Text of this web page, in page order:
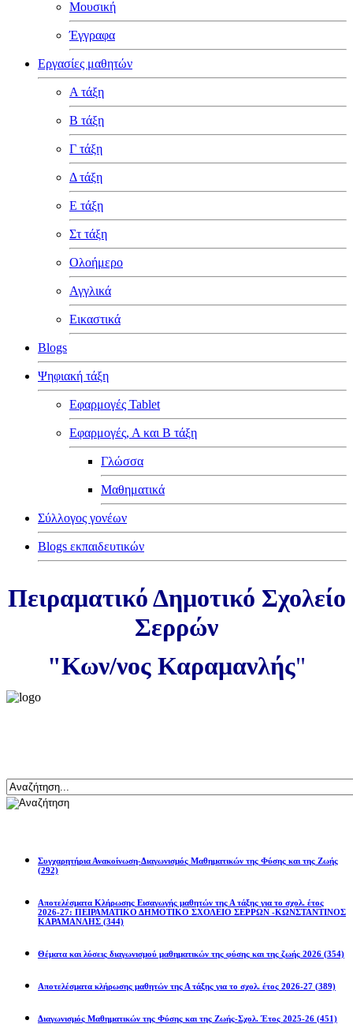
Μουσική
Έγγραφα
Εργασίες μαθητών
Α τάξη
Β τάξη
Γ τάξη
Δ τάξη
Ε τάξη
Στ τάξη
Ολοήμερο
Αγγλικά
Εικαστικά
Blogs
Ψηφιακή τάξη
Εφαρμογές Tablet
Εφαρμογές, Α και Β τάξη
Γλώσσα
Μαθηματικά
Σύλλογος γονέων
Blogs εκπαιδευτικών
Πειραματικό Δημοτικό Σχολείο
Σερρών
"Κων/νος Καραμανλής"
Συγχαρητήρια Ανακοίνωση-Διαγωνισμός Μαθηματικών της Φύσης και της Ζωής
(292)
Αποτελέσματα Κλήρωσης Εισαγωγής μαθητών της Α τάξης για το σχολ. έτος
2026-27: ΠΕΙΡΑΜΑΤΙΚΟ ΔΗΜΟΤΙΚΟ ΣΧΟΛΕΙΟ ΣΕΡΡΩΝ -ΚΩΝΣΤΑΝΤΙΝΟΣ
ΚΑΡΑΜΑΝΛΗΣ (344)
Θέματα και λύσεις διαγωνισμού μαθηματικών της φύσης και της ζωής 2026 (354)
Αποτελέσματα κλήρωσης μαθητών της Α τάξης για το σχολ. έτος 2026-27 (389)
Διαγωνισμός Μαθηματικών της Φύσης και της Ζωής-Σχολ. Έτος 2025-26 (451)